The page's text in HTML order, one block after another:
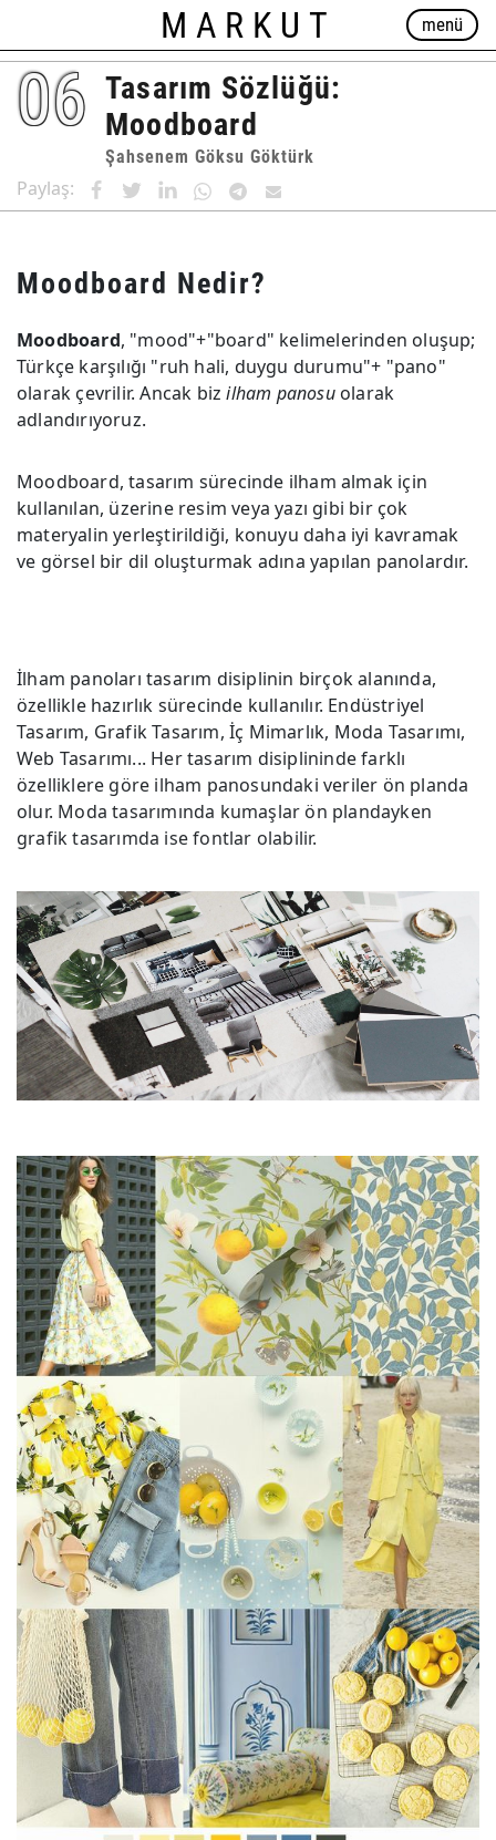
MARKUT menü
06 Tasarım Sözlüğü:
Moodboard
Şahsenem Göksu Göktürk
Paylaş:
Moodboard Nedir?
Moodboard, "mood"+"board" kelimelerinden oluşup;
Türkçe karşılığı "ruh hali, duygu durumu"+ "pano"
olarak çevrilir. Ancak bizilham panosuolarak
adlandırıyoruz.
Moodboard, tasarım sürecinde ilham almak için
kullanılan, üzerine resim veya yazı gibi bir çok
materyalin yerleştirildiği, konuyu daha iyi kavramak
ve görsel bir dil oluşturmak adına yapılan panolardır.
İlham panoları tasarım disiplinin birçok alanında,
özellikle hazırlık sürecinde kullanılır. Endüstriyel
Tasarım, Grafik Tasarım, İç Mimarlık, Moda Tasarımı,
Web Tasarımı... Her tasarım disiplininde farklı
özelliklere göre ilham panosundaki veriler ön planda
olur. Moda tasarımında kumaşlar ön plandayken
grafik tasarımda ise fontlar olabilir.